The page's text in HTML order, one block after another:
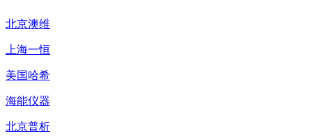
北京澳维
上海一恒
美国哈希
海能仪器
北京普析